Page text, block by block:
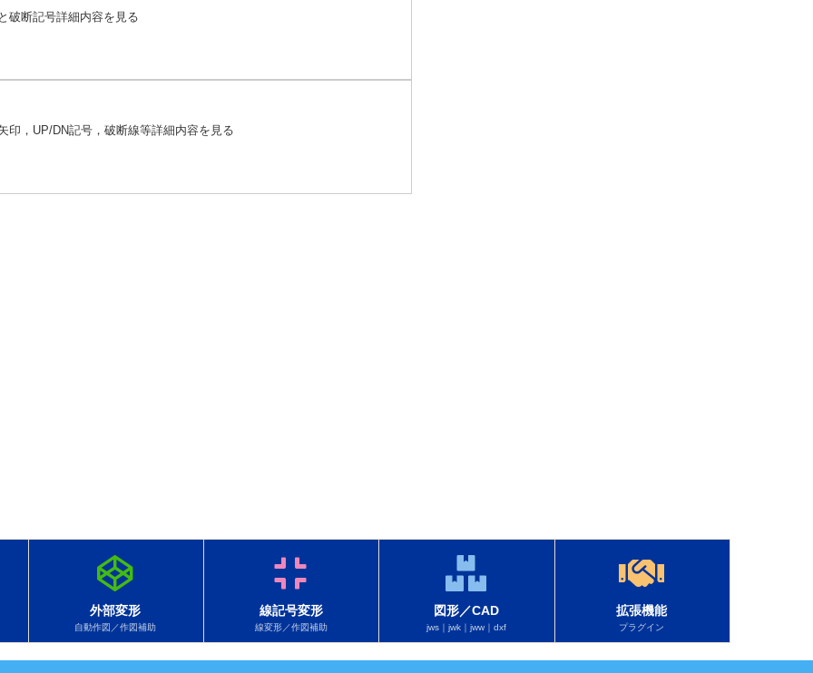
破断記号詳細内容を見る
印，UP/DN記号，破断線等詳細内容を見る
外部変形
自動作図／作図補助
線記号変形
線変形／作図補助
図形／CAD
jws｜jwk｜jww｜dxf
拡張機能
プラグイン